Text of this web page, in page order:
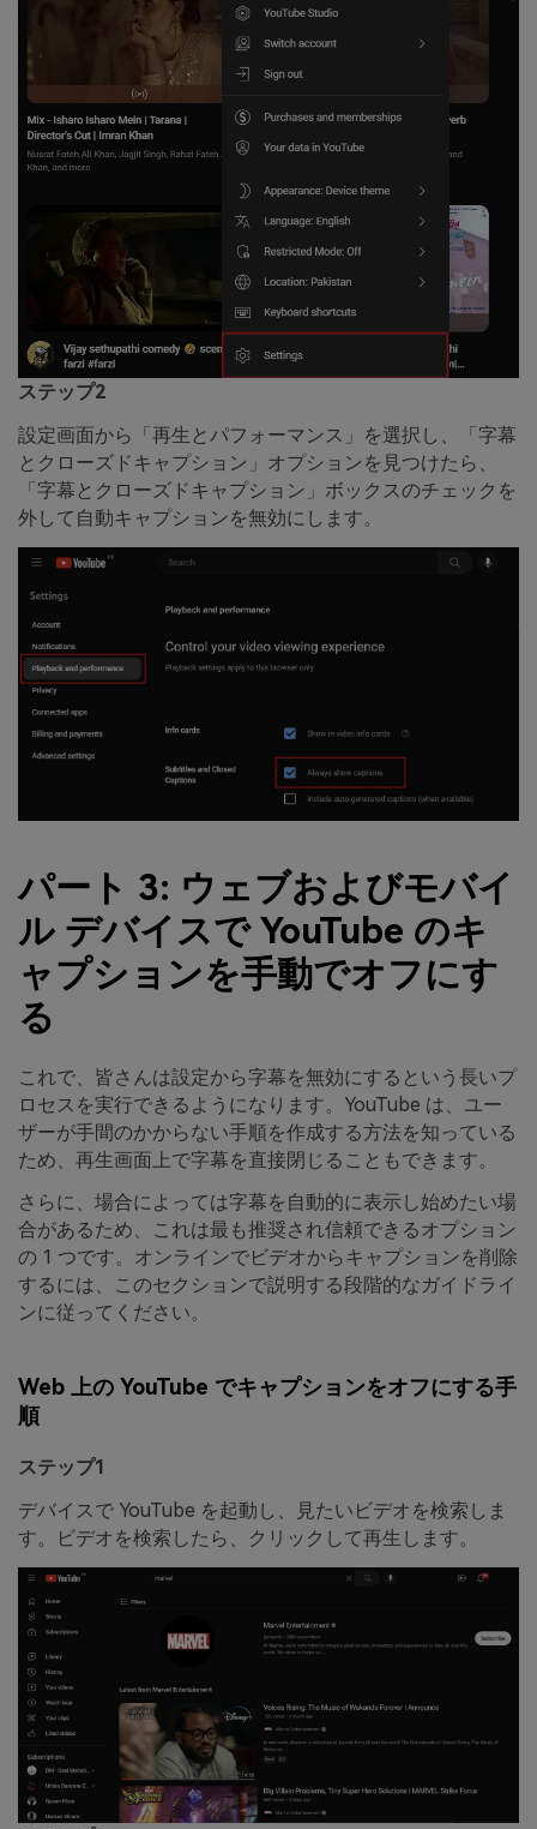
ステップ2
設定画面から「再生とパフォーマンス」を選択し、「字幕
とクローズドキャプション」オプションを見つけたら、
「字幕とクローズドキャプション」ボックスのチェックを
外して自動キャプションを無効にします。
パート 3: ウェブおよびモバイ
ル デバイスで YouTube のキ
ャプションを手動でオフにす
る
これで、皆さんは設定から字幕を無効にするという長いプ
ロセスを実行できるようになります。YouTube は、ユー
ザーが手間のかからない手順を作成する方法を知っている
ため、再生画面上で字幕を直接閉じることもできます。
さらに、場合によっては字幕を自動的に表示し始めたい場
合があるため、これは最も推奨され信頼できるオプション
の 1 つです。オンラインでビデオからキャプションを削除
するには、このセクションで説明する段階的なガイドライ
ンに従ってください。
Web 上の YouTube でキャプションをオフにする手
順
ステップ1
デバイスで YouTube を起動し、見たいビデオを検索しま
す。ビデオを検索したら、クリックして再生します。